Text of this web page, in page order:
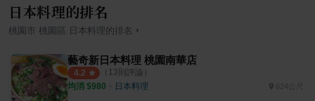
日本料理的排名
桃園市 桃園區 日本料理 的排名 ›
藝奇新日本料理 桃園南華店
4.2 （ 13則評論）
均消 $980 ・ 日本料理 624公尺